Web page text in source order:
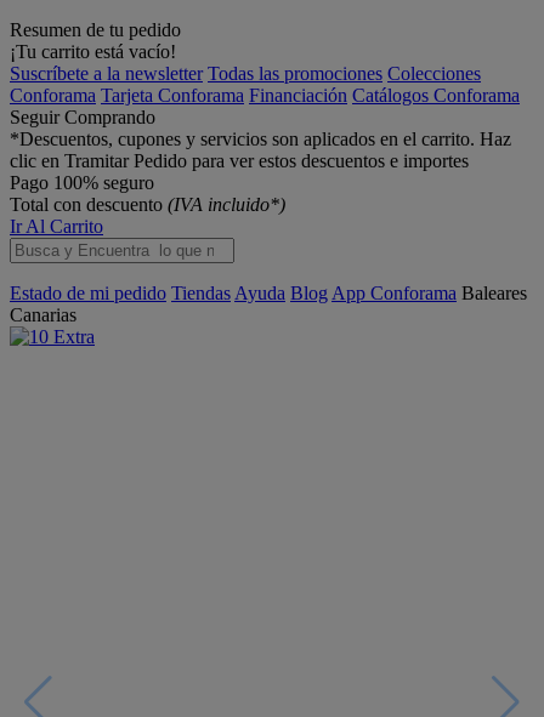
Resumen de tu pedido
¡Tu carrito está vacío!
Suscríbete a la newsletter Todas las promociones Colecciones
Conforama Tarjeta Conforama Financiación Catálogos Conforama
Seguir Comprando
*Descuentos, cupones y servicios son aplicados en el carrito. Haz
clic en Tramitar Pedido para ver estos descuentos e importes
Pago 100% seguro
Total con descuento (IVA incluido*)
Ir Al Carrito
Estado de mi pedido Tiendas Ayuda Blog App Conforama Baleares
Canarias